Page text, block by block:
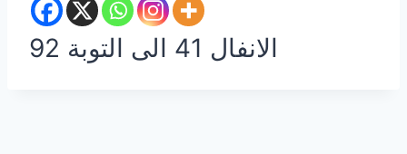
الانفال 41 الى التوبة 92